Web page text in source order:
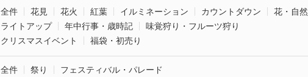
全件 花見 花火 紅葉 イルミネーション カウントダウン
花・自然
ライトアップ
年中行事・歳時記
味覚狩り・フルーツ狩り
クリスマスイベント
福袋・初売り
全件 祭り フェスティバル・パレード